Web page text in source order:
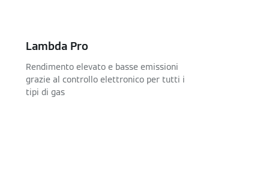
Lambda Pro
Rendimento elevato e basse emissioni
grazie al controllo elettronico per tutti i
tipi di gas